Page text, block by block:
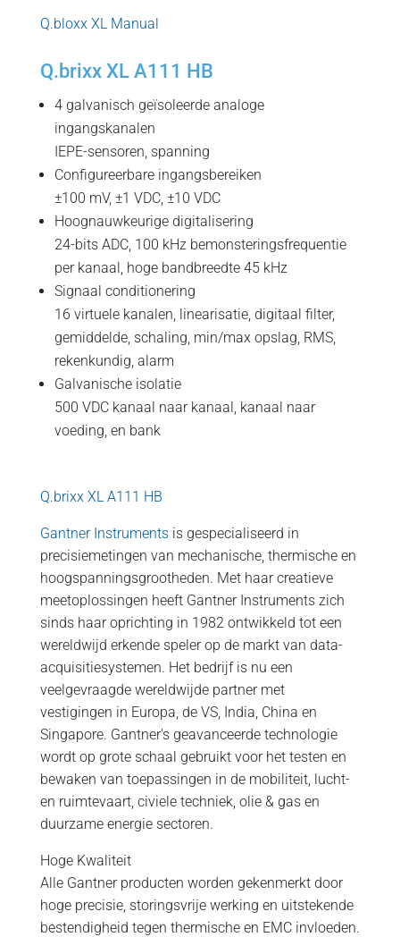
Q.bloxx XL Manual
Q.brixx XL A111 HB
4 galvanisch geïsoleerde analoge
ingangskanalen
IEPE-sensoren, spanning
Configureerbare ingangsbereiken
±100 mV, ±1 VDC, ±10 VDC
Hoognauwkeurige digitalisering
24-bits ADC, 100 kHz bemonsteringsfrequentie
per kanaal, hoge bandbreedte 45 kHz
Signaal conditionering
16 virtuele kanalen, linearisatie, digitaal filter,
gemiddelde, schaling, min/max opslag, RMS,
rekenkundig, alarm
Galvanische isolatie
500 VDC kanaal naar kanaal, kanaal naar
voeding, en bank
Q.brixx XL A111 HB
Gantner Instrumentsis gespecialiseerd in
precisiemetingen van mechanische, thermische en
hoogspanningsgrootheden. Met haar creatieve
meetoplossingen heeft Gantner Instruments zich
sinds haar oprichting in 1982 ontwikkeld tot een
wereldwijd erkende speler op de markt van data-
acquisitiesystemen. Het bedrijf is nu een
veelgevraagde wereldwijde partner met
vestigingen in Europa, de VS, India, China en
Singapore. Gantner's geavanceerde technologie
wordt op grote schaal gebruikt voor het testen en
bewaken van toepassingen in de mobiliteit, lucht-
en ruimtevaart, civiele techniek, olie & gas en
duurzame energie sectoren.
Hoge Kwaliteit
Alle Gantner producten worden gekenmerkt door
hoge precisie, storingsvrije werking en uitstekende
bestendigheid tegen thermische en EMC invloeden.